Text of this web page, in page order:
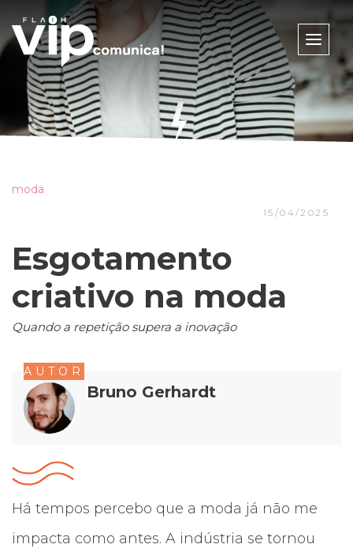
Toggle
moda
15/04/2025
Esgotamento
criativo na moda
Quando a repetição supera a inovação
AUTOR
Bruno Gerhardt
Há tempos percebo que a moda já não me
impacta como antes. A indústria se tornou